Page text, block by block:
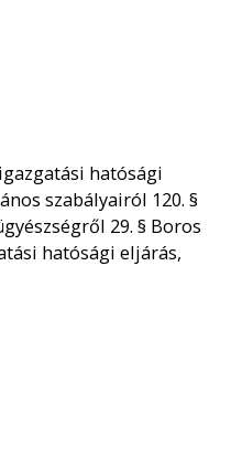
hatósági
szabályairól 120. §
29. § Boros
hatósági eljárás,